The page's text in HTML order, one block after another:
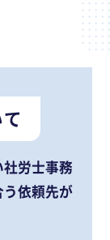
社労士事務
依頼先が